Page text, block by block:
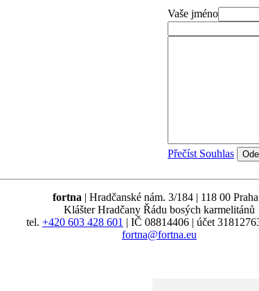
Vaše jméno
Přečíst Souhlas
fortna | Hradčanské nám. 3/184 | 118 00 Praha
Klášter Hradčany Řádu bosých karmelitánů
tel. +420 603 428 601 | IČ 08814406 | účet
fortna@fortna.eu